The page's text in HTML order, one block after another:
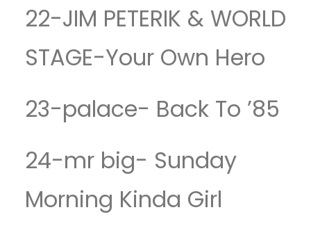
22-JIM PETERIK & WORLD
STAGE-Your Own Hero
23-palace- Back To ’85
24-mr big- Sunday
Morning Kinda Girl